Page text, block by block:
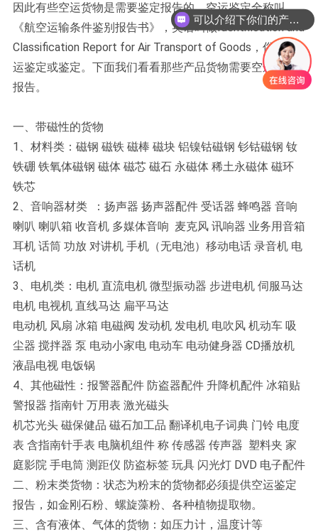
因此有些空运货物是需要鉴定报告的，空运鉴定全称叫
《航空运输条件鉴别报告书》，英语叫做Identification and
Classification Report for Air Transport of Goods，俗称空
运鉴定或鉴定。下面我们看看那些产品货物需要空运鉴定
报告。
一、带磁性的货物
1、材料类：磁钢 磁铁 磁棒 磁块 铝镍钴磁钢 钐钴磁钢 钕
铁硼 铁氧体磁钢 磁体 磁芯 磁石 永磁体 稀土永磁体 磁环
铁芯
2、音响器材类 ：扬声器 扬声器配件 受话器 蜂鸣器 音响
喇叭 喇叭箱 收音机 多媒体音响 麦克风 讯响器 业务用音箱
耳机 话筒 功放 对讲机 手机（无电池）移动电话 录音机 电
话机
3、电机类：电机 直流电机 微型振动器 步进电机 伺服马达
电机 电视机 直线马达 扁平马达
电动机 风扇 冰箱 电磁阀 发动机 发电机 电吹风 机动车 吸
尘器 搅拌器 泵 电动小家电 电动车 电动健身器 CD播放机
液晶电视 电饭锅
4、其他磁性：报警器配件 防盗器配件 升降机配件 冰箱贴
警报器 指南针 万用表 激光磁头
机芯光头 磁保健品 磁石加工品 翻译机电子词典 门铃 电度
表 含指南针手表 电脑机组件 称 传感器 传声器 塑料夹 家
庭影院 手电筒 测距仪 防盗标签 玩具 闪光灯 DVD 电子配件
二、粉末类货物：状态为粉末的货物都必须提供空运鉴定
报告，如金刚石粉、螺旋藻粉、各种植物提取物。
三、含有液体、气体的货物：如压力计，温度计等
可以介绍下你们的产品么？